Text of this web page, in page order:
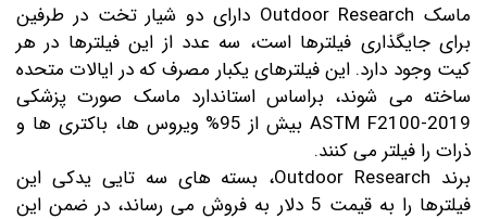
ماسک Outdoor Research دارای دو شیار تخت در طرفین
برای جایگذاری فیلترها است، سه عدد از این فیلترها در هر
کیت وجود دارد. این فیلترهای یکبار مصرف که در ایالات متحده
ساخته می شوند، براساس استاندارد ماسک صورت پزشکی
ASTM F2100-2019 بیش از 95% ویروس ها، باکتری ها و
ذرات را فیلتر می کنند.
برند Outdoor Research، بسته های سه تایی یدکی این
فیلترها را به قیمت 5 دلار به فروش می رساند، در ضمن این